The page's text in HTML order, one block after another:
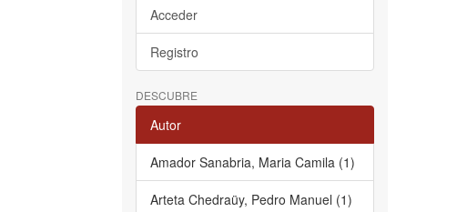
Acceder
Registro
DESCUBRE
Autor
Amador Sanabria, Maria Camila (1)
Arteta Chedraüy, Pedro Manuel (1)